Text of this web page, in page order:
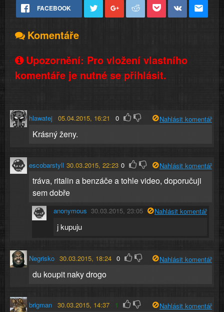
FACEBOOK
Komentáře
Upozornění: Pro vložení vlastního
komentáře je nutné se přihlásit.
hlawatej 05.04.2015, 16:21 0 Nahlásit komentář
Krásný ženy.
escobarstyll 30.03.2015, 22:23 0 Nahlásit komentář
tráva, ritalin a benzáče a tohle video, doporučuji
sem dobře
anonymous 30.03.2015, 23:05 Nahlásit komentář
j kupuju
Negrisko 30.03.2015, 18:24 0 Nahlásit komentář
du koupit naky drogo
brigman 30.03.2015, 14:37 1 Nahlásit komentář